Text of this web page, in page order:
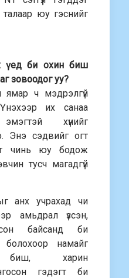
юу гэснийг
үед би охин биш
зовоодог уу?
ямар ч мэдрэлгүй
их санаа
хүнийг
Энэ сэдвийг огт
чинь юу бодож
тусч магадгүй
анх учрахад чи
амьдрал үзсэн,
байсанд би
намайг
биш, харин
гэдэгт би